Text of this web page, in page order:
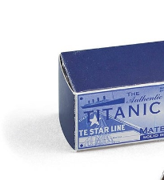
ドラム
キーボード